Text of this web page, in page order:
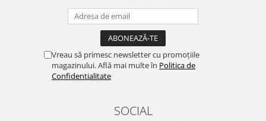
Vreau să primesc newsletter cu promoțiile
magazinului. Află mai multe în Politica de
Confidentialitate
SOCIAL